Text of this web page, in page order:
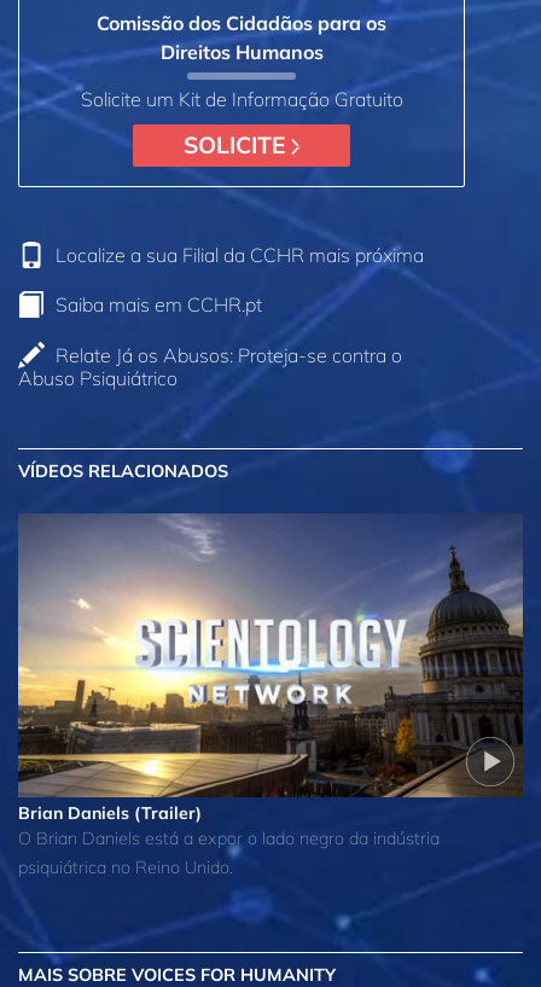
Comissão dos Cidadãos para os
Direitos Humanos
Solicite um Kit de Informação Gratuito
SOLICITE
Localize a sua Filial da CCHR mais próxima
Saiba mais em CCHR.pt
Relate Já os Abusos: Proteja‑se contra o
Abuso Psiquiátrico
VÍDEOS RELACIONADOS
Brian Daniels (Trailer)
O Brian Daniels está a expor o lado negro da indústria
psiquiátrica no Reino Unido.
MAIS SOBRE VOICES FOR HUMANITY